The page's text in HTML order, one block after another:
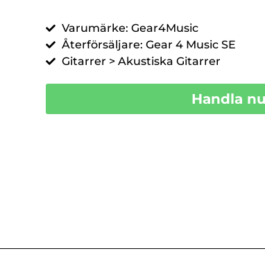
Varumärke: Gear4Music
Återförsäljare: Gear 4 Music SE
Gitarrer > Akustiska Gitarrer
Handla